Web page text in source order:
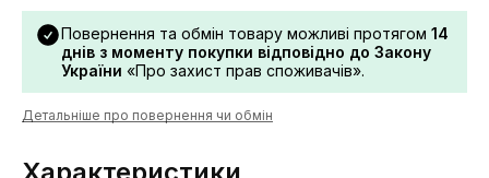
Повернення та обмін товару можливі протягом 14
днів з моменту покупки відповідно до Закону
України «Про захист прав споживачів».
Детальніше про повернення чи обмін